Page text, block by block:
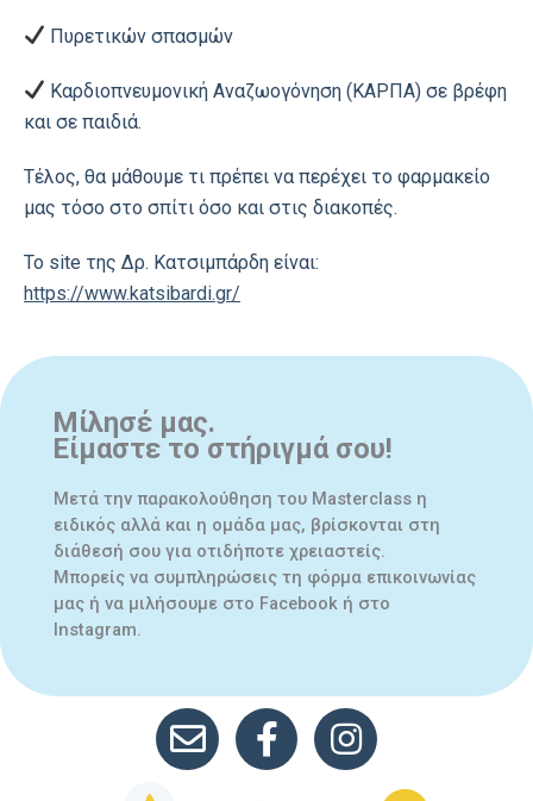
Πυρετικών σπασμών
Καρδιοπνευμονική Αναζωογόνηση (ΚΑΡΠΑ) σε βρέφη
και σε παιδιά.
Τέλος, θα μάθουμε τι πρέπει να περέχει το φαρμακείο
μας τόσο στο σπίτι όσο και στις διακοπές.
To site της Δρ. Κατσιμπάρδη είναι:
https://www.katsibardi.gr/
Μίλησέ μας.
Είμαστε το στήριγμά σου!
Μετά την παρακολούθηση του Masterclass η
ειδικός αλλά και η ομάδα μας, βρίσκονται στη
διάθεσή σου για οτιδήποτε χρειαστείς.
Μπορείς να συμπληρώσεις τη φόρμα επικοινωνίας
μας ή να μιλήσουμε στο Facebook ή στο
Instagram.
mail facebook linkinstagram link